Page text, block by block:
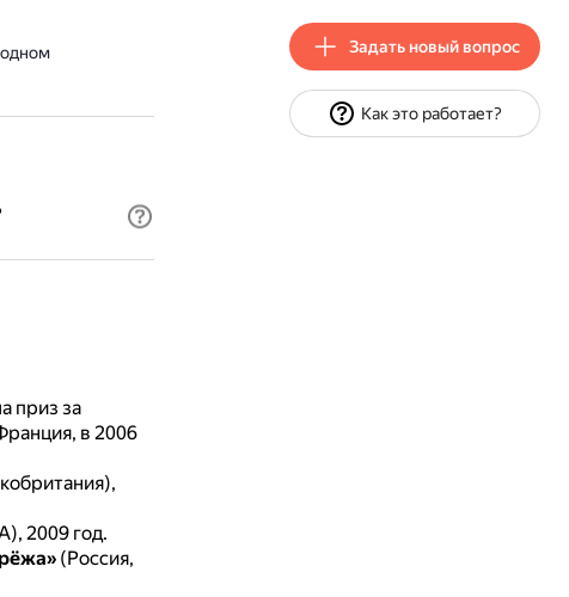
приз за
в 2006
2009 год.
(Россия,
Задать новый вопрос
Как это работает?